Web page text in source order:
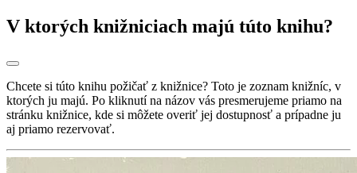
V ktorých knižniciach majú túto knihu?
Chcete si túto knihu požičať z knižnice? Toto je zoznam knižníc, v
ktorých ju majú. Po kliknutí na názov vás presmerujeme priamo na
stránku knižnice, kde si môžete overiť jej dostupnosť a prípadne ju
aj priamo rezervovať.